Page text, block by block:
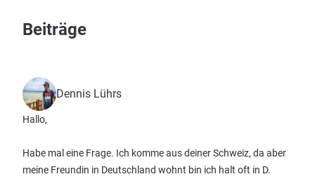
Beiträge
Dennis Lührs
Hallo,
Habe mal eine Frage. Ich komme aus deiner Schweiz, da aber
meine Freundin in Deutschland wohnt bin ich halt oft in D.